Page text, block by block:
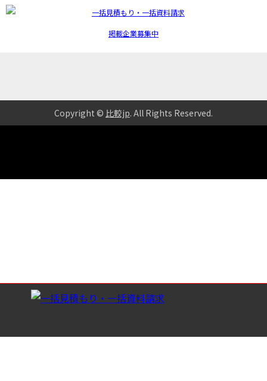
掲載企業募集中
Copyright © 比較jp. All Rights Reserved.